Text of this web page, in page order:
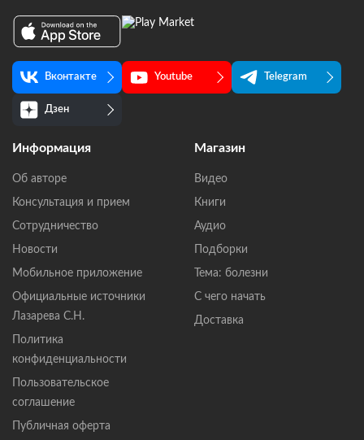
Вконтакте Youtube Telegram
Дзен
Информация
Об авторе
Консультация и прием
Сотрудничество
Новости
Мобильное приложение
Официальные источники
Лазарева С.Н.
Политика
конфиденциальности
Пользовательское
соглашение
Публичная оферта
Магазин
Видео
Книги
Аудио
Подборки
Тема: болезни
С чего начать
Доставка